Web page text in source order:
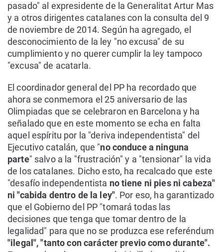
pasado" al expresidente de la Generalitat Artur Mas
y a otros dirigentes catalanes con la consulta del 9
de noviembre de 2014. Según ha agregado, el
desconocimiento de la ley "no excusa" de su
cumplimiento y no querer cumplir la ley tampoco
"excusa" de acatarla.
El coordinador general del PP ha recordado que
ahora se conmemora el 25 aniversario de las
Olimpiadas que se celebraron en Barcelona y ha
señalado que en este momento se echa en falta
aquel espíritu por la "deriva independentista" del
Ejecutivo catalán, que "no conduce a ninguna
parte" salvo a la "frustración" y a "tensionar" la vida
de los catalanes. Dicho esto, ha recalcado que este
"desafío independentista no tiene ni pies ni cabeza"
ni "cabida dentro de la ley". Por eso, ha garantizado
que el Gobierno del PP "tomará todas las
decisiones que tenga que tomar dentro de la
legalidad" para que no se produzca ese referéndum
"ilegal", "tanto con carácter previo como durante".